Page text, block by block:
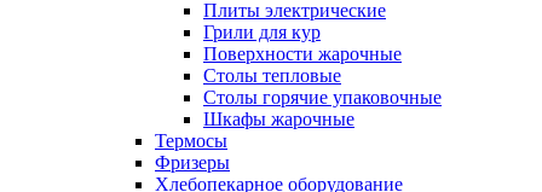
Плиты электрические
Грили для кур
Поверхности жарочные
Столы тепловые
Столы горячие упаковочные
Шкафы жарочные
Термосы
Фризеры
Хлебопекарное оборудование